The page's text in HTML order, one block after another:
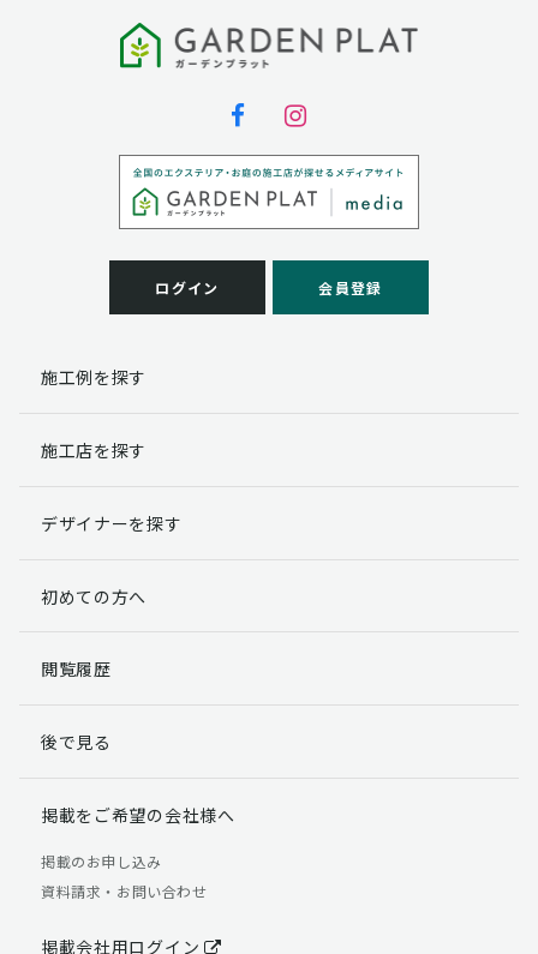
第三者への提供
弊社は法律で定められている場合を除いて、お客様の個
個人情報の取扱い業務の委託
弊社は事業運営上、お客様により良いサービスを提供す
るために業務の一部を外部に委託しており、業務委託先
客様には、貴殿の個人情報の利用目的の通知、開示、訂
理・機密保持などによりお客様の個人情報の漏洩防止に
個人情報提出の任意性
す。
らかじめご了承ください。
個人情報の開示請求について
る権利があります。
「個人情報の取り扱いについて」
【お問合せ先】 個人情報問合せ窓口
TEL：03-5411-7891（平日9:00 ～ 18:00）
ログイン 会員登録
施工例を探す
施工店を探す
デザイナーを探す
初めての方へ
閲覧履歴
後で見る
掲載をご希望の会社様へ
掲載のお申し込み
資料請求・お問い合わせ
掲載会社用ログイン